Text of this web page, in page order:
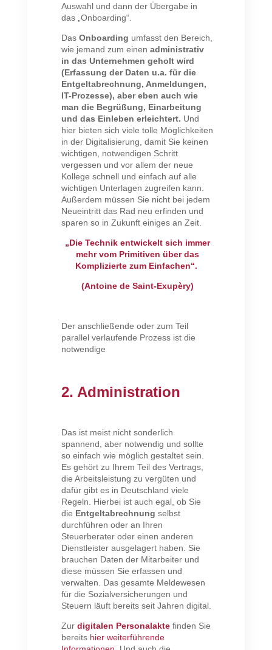
Auswahl und dann der Übergabe in
das „Onboarding“.
DasOnboarding umfasst den Bereich,
wie jemand zum einenadministrativ
in das Unternehmen geholt wird
(Erfassung der Daten u.a. für die
Entgeltabrechnung, Anmeldungen,
IT-Prozesse), aber eben auch wie
man die Begrüßung, Einarbeitung
und das Einleben erleichtert. Und
hier bieten sich viele tolle Möglichkeiten
in der Digitalisierung, damit Sie keinen
wichtigen, notwendigen Schritt
vergessen und vor allem der neue
Kollege schnell und einfach auf alle
wichtigen Unterlagen zugreifen kann.
Außerdem müssen Sie nicht bei jedem
Neueintritt das Rad neu erfinden und
sparen so in Zukunft einiges an Zeit.
„Die Technik entwickelt sich immer
mehr vom Primitiven über das
Komplizierte zum Einfachen“.
(Antoine de Saint-Exupèry)
Der anschließende oder zum Teil
parallel verlaufende Prozess ist die
notwendige
2. Administration
Das ist meist nicht sonderlich
spannend, aber notwendig und sollte
so einfach wie möglich gestaltet sein.
Es gehört zu Ihrem Teil des Vertrags,
die Arbeitsleistung zu vergüten und
dafür gibt es in Deutschland viele
Regeln. Hierbei ist auch egal, ob Sie
die Entgeltabrechnung selbst
durchführen oder an Ihren
Steuerberater oder einen anderen
Dienstleister ausgelagert haben. Sie
brauchen Daten der Mitarbeiter und
diese müssen Sie erfassen und
verwalten. Das gesamte Meldewesen
für die Sozialversicherungen und
Steuern läuft bereits seit Jahren digital.
Zurdigitalen Personalakte finden Sie
bereits hier weiterführende